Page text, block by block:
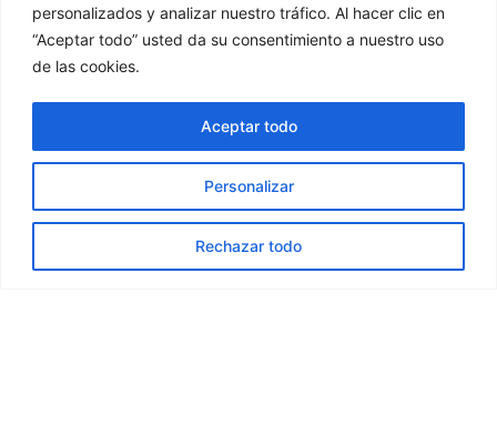
personalizados y analizar nuestro tráfico. Al hacer clic en
“Aceptar todo” usted da su consentimiento a nuestro uso
de las cookies.
Personalizar
Rechazar todo
Aceptar todo
Protección
Conoce como
protegemos tus barriles